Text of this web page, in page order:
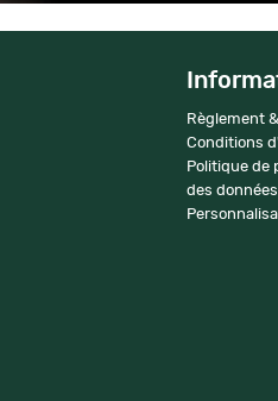
Règlement &
Conditions
Politique de
des